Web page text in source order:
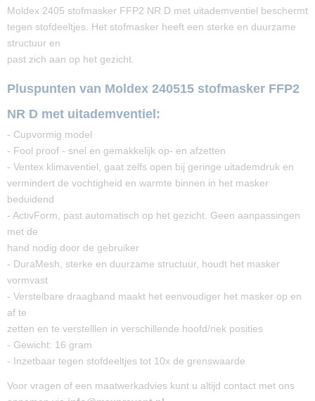
Moldex 2405 stofmasker FFP2 NR D met uitademventiel beschermt
tegen stofdeeltjes. Het stofmasker heeft een sterke en duurzame
structuur en
past zich aan op het gezicht.
Pluspunten van Moldex 240515 stofmasker FFP2
NR D met uitademventiel:
- Cupvormig model
- Fool proof - snel en gemakkelijk op- en afzetten
- Ventex klimaventiel, gaat zelfs open bij geringe uitademdruk en
vermindert de vochtigheid en warmte binnen in het masker
beduidend
- ActivForm, past automatisch op het gezicht. Geen aanpassingen
met de
hand nodig door de gebruiker
- DuraMesh, sterke en duurzame structuur, houdt het masker
vormvast
- Verstelbare draagband maakt het eenvoudiger het masker op en
af te
zetten en te verstelllen in verschillende hoofd/nek posities
- Gewicht: 16 gram
- Inzetbaar tegen stofdeeltjes tot 10x de grenswaarde
Voor vragen of een maatwerkadvies kunt u altijd contact met ons